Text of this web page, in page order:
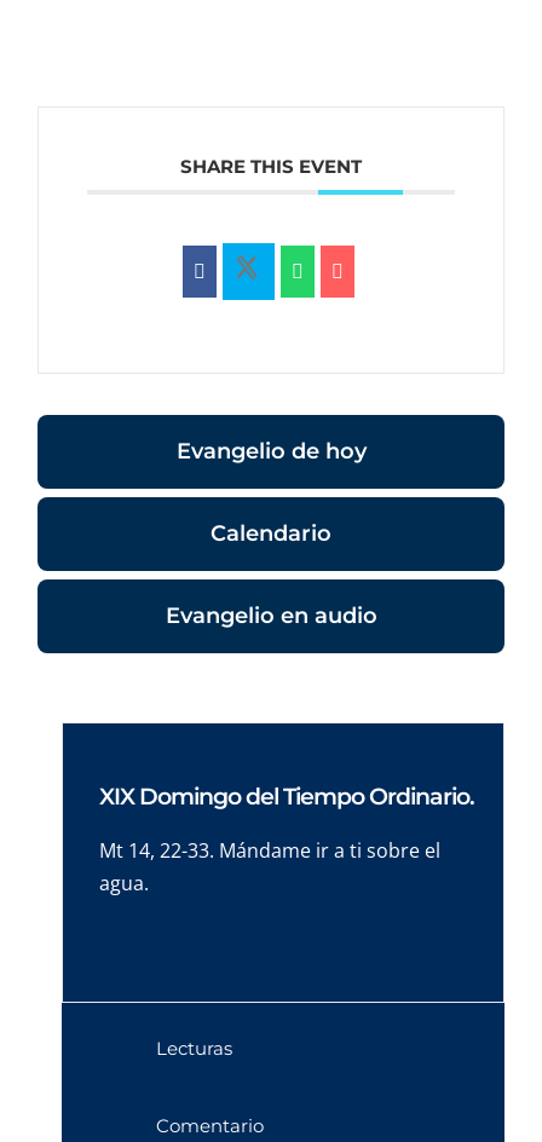
SHARE THIS EVENT
Evangelio de hoy
Calendario
Evangelio en audio
XIX Domingo del Tiempo Ordinario.
Mt 14, 22-33. Mándame ir a ti sobre el
agua.
Lecturas
Comentario